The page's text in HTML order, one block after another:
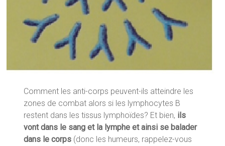
Comment les anti-corps peuvent-ils atteindre les
zones de combat alors si les lymphocytes B
restent dans les tissus lymphoïdes? Et bien, ils
vont dans le sang et la lymphe et ainsi se balader
dans le corps (donc les humeurs, rappelez-vous